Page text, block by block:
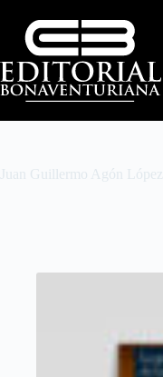
Juan Guillermo Agón López